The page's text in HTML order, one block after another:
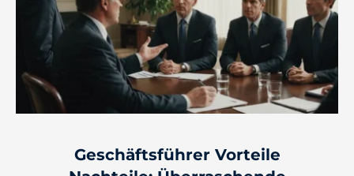
Geschäftsführer Vorteile